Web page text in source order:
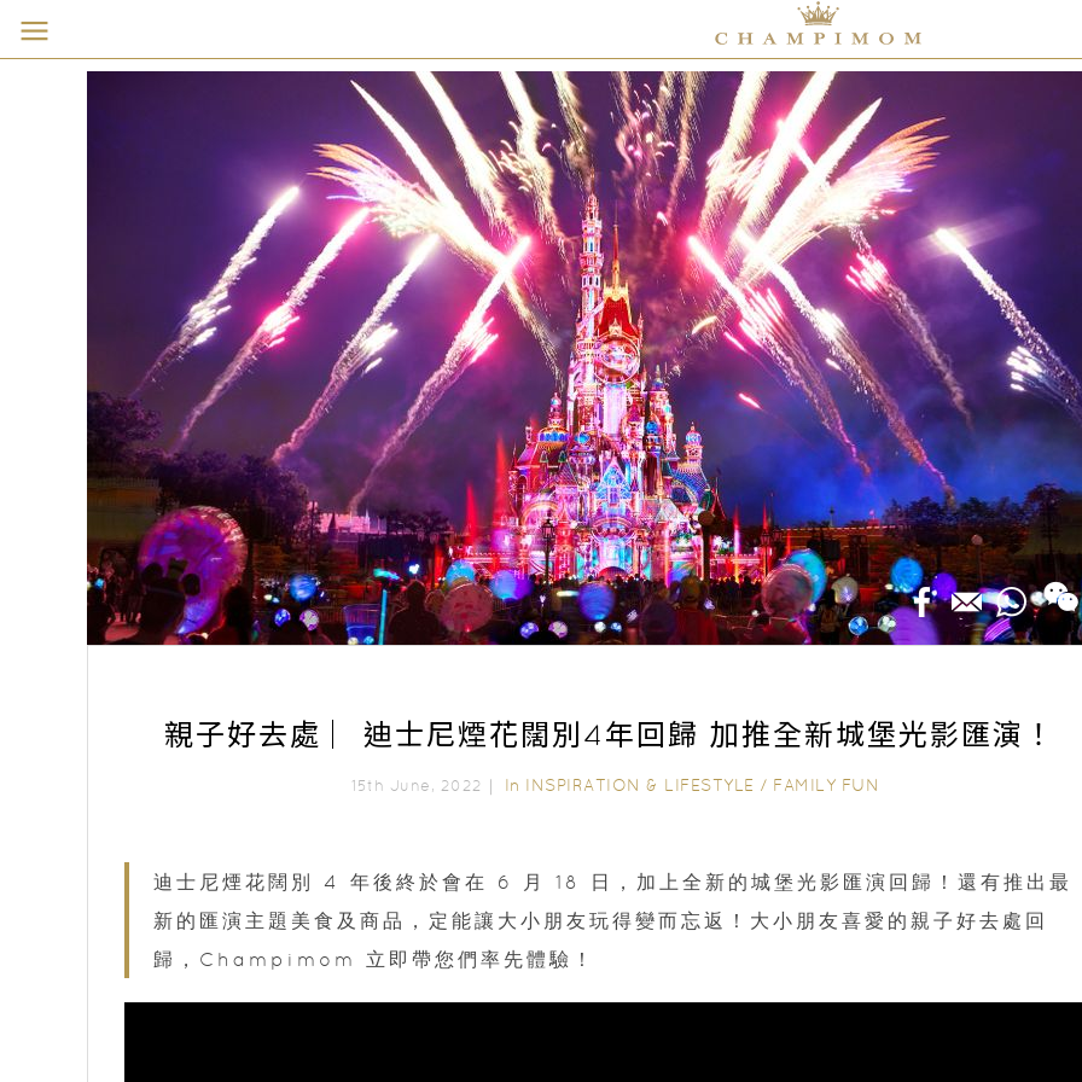
親子好去處 ︳迪士尼煙花闊別4年回歸 加推全新城堡光影匯演！
15th June, 2022｜ In INSPIRATION & LIFESTYLE / FAMILY FUN
迪士尼煙花闊別 4 年後終於會在 6 月 18 日，加上全新的城堡光影匯演回歸！還有推出最
新的匯演主題美食及商品，定能讓大小朋友玩得變而忘返！大小朋友喜愛的親子好去處回
歸，Champimom 立即帶您們率先體驗！